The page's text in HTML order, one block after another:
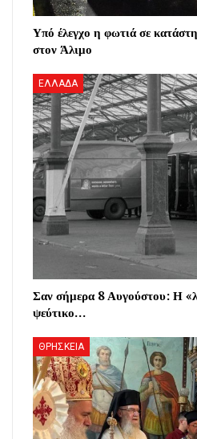
Υπό έλεγχο η φωτιά σε
στον Άλιμο
ΕΛΛΑΔΑ
Σαν σήμερα 8 Αυγούστου: Η
ψεύτικο…
ΘΡΗΣΚΕΙΑ